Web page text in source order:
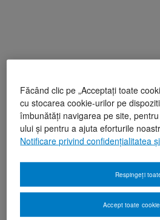
Făcând clic pe „Acceptați toate
cu stocarea cookie-urilor pe
îmbunătăți navigarea pe site,
ului și pentru a ajuta eforturile
Notificare privind confidențialitatea
Respingeți
Accept toate